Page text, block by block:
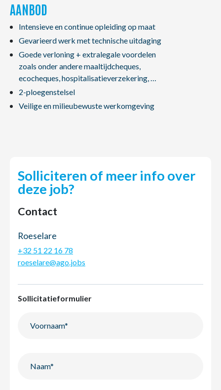
AANBOD
Intensieve en continue opleiding op maat
Gevarieerd werk met technische uitdaging
Goede verloning + extralegale voordelen
zoals onder andere maaltijdcheques,
ecocheques, hospitalisatieverzekering, …
2-ploegenstelsel
Veilige en milieubewuste werkomgeving
Solliciteren of meer info over
deze job?
Contact
Roeselare
+32 51 22 16 78
roeselare@ago.jobs
Sollicitatieformulier